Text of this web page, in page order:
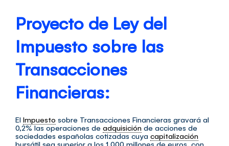
Proyecto de Ley del
Impuesto sobre las
Transacciones
Financieras:
El Impuesto sobre Transacciones Financieras gravará al
0,2% las operaciones de adquisición de acciones de
sociedades españolas cotizadas cuya capitalización
bursátil sea superior a los 1.000 millones de euros, con